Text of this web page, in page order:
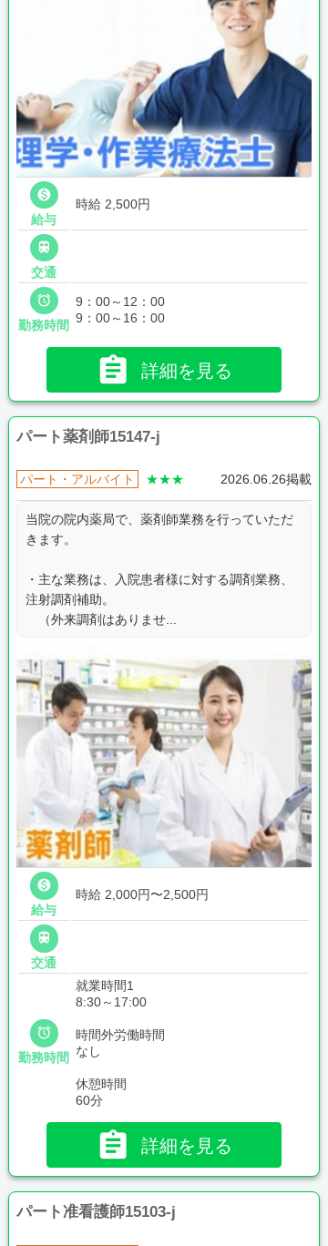

給与
時給 2,500円

交通

勤務時間
9：00～12：00
9：00～16：00
 詳細を見る
パート薬剤師15147-j
パート・アルバイト ★★★ 2026.06.26掲載
当院の院内薬局で、薬剤師業務を行っていただ
きます。
・主な業務は、入院患者様に対する調剤業務、
注射調剤補助。
（外来調剤はありませ...

給与
時給 2,000円〜2,500円

交通

勤務時間
就業時間1
8:30～17:00
時間外労働時間
なし
休憩時間
60分
 詳細を見る
パート准看護師15103-j